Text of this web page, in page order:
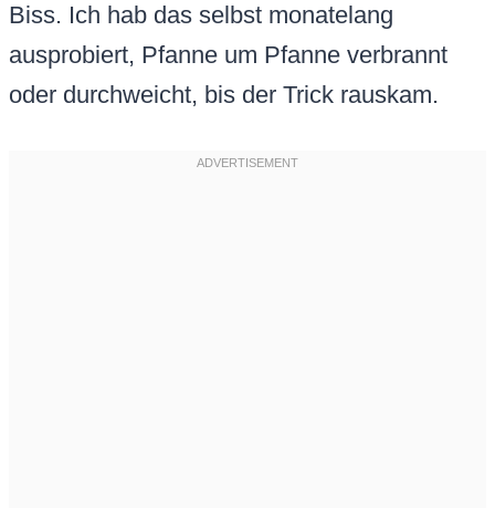
Biss. Ich hab das selbst monatelang
ausprobiert, Pfanne um Pfanne verbrannt
oder durchweicht, bis der Trick rauskam.